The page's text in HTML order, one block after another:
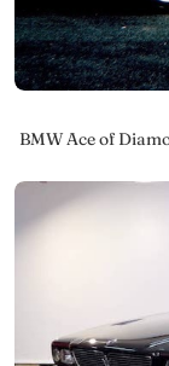
BMW Ace of